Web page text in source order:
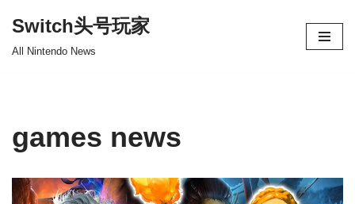
Switch头号玩家
All Nintendo News
games news